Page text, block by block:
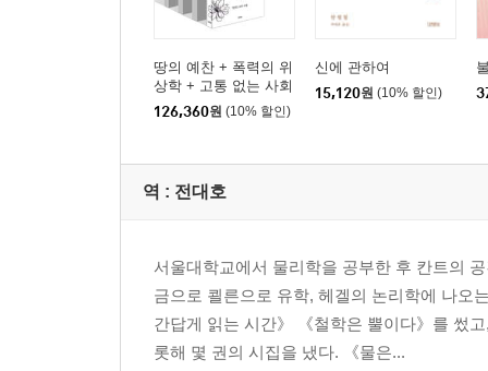
땅의 예찬 + 폭력의 위
상학 + 고통 없는 사회
+ 리추얼의 종말 + 사
물의 소멸 + 정보의 지
불가능한가 + 관조하는
권
126,360원 (10% 할인)
신에 관하여
15,120원 (10% 할인)
역 : 전대호
서울대학교에서 물리학을 공부한 후 칸트의
금으로 쾰른으로 유학, 헤겔의 논리학에 나오
간답게 읽는 시간》 《철학은 뿔이다》를 썼
롯해 몇 권의 시집을 냈다. 《물은...